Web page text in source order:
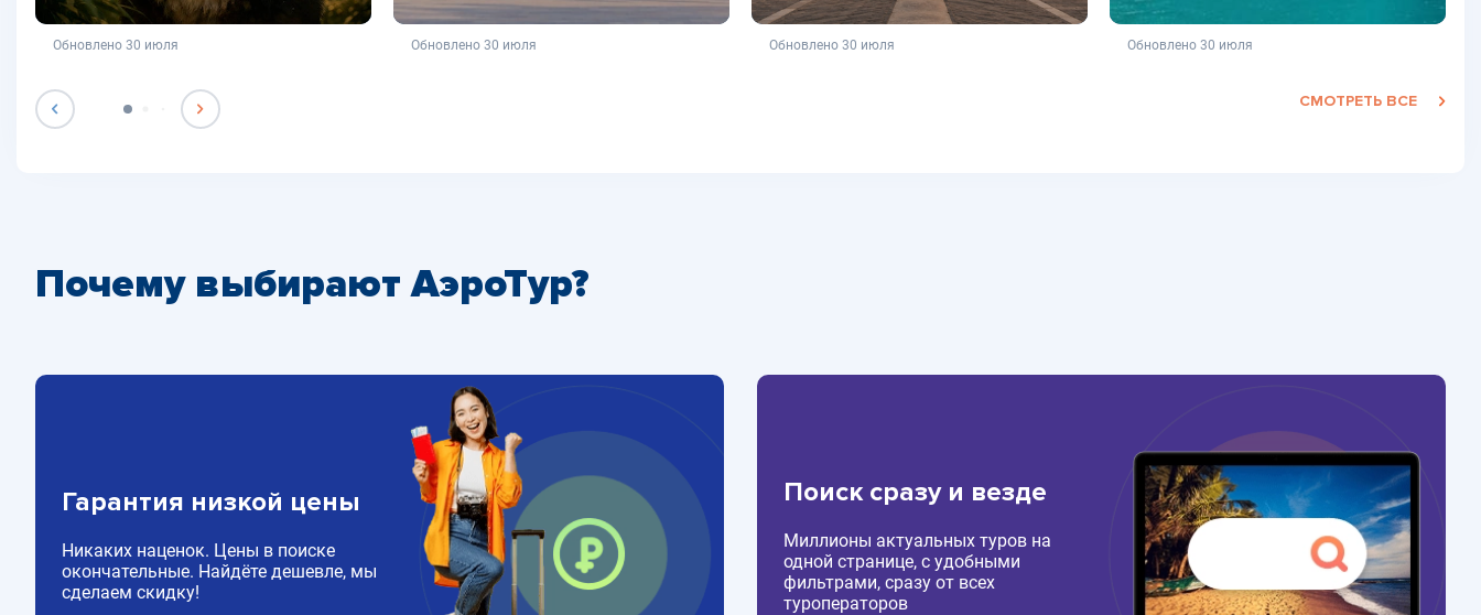
не является публичной офертой
Обновлено 30 июля не является публичной офертой
Обновлено 30 июля не является публичной офертой
Обновлено 30 июля не является публичной офертой
Обновлено 30 июля
СМОТРЕТЬ ВСЕ
Почему выбирают АэроТур?
Гарантия низкой цены
Никаких наценок. Цены в поиске
окончательные. Найдёте дешевле, мы
сделаем скидку!
Поиск сразу и везде
Миллионы актуальных туров на
одной странице, с удобными
фильтрами, сразу от всех
туроператоров